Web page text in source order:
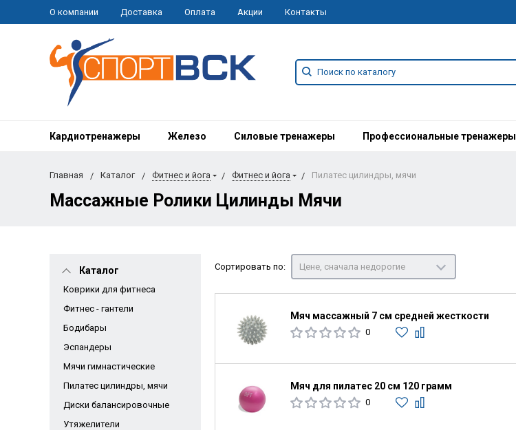
О компании Доставка Оплата Акции Контакты
Кардиотренажеры Железо Силовые тренажеры Профессиональные тренажеры
Главная Каталог Фитнес и йога Фитнес и йога Пилатес цилиндры, мячи
Массажные Ролики Цилинды Мячи
Каталог
Коврики для фитнеса
Фитнес - гантели
Бодибары
Эспандеры
Мячи гимнастические
Пилатес цилиндры, мячи
Диски балансировочные
Утяжелители
Сортировать по: Цене, сначала недорогие
Мяч массажный 7 см средней жесткости
0
Мяч для пилатес 20 см 120 грамм
0